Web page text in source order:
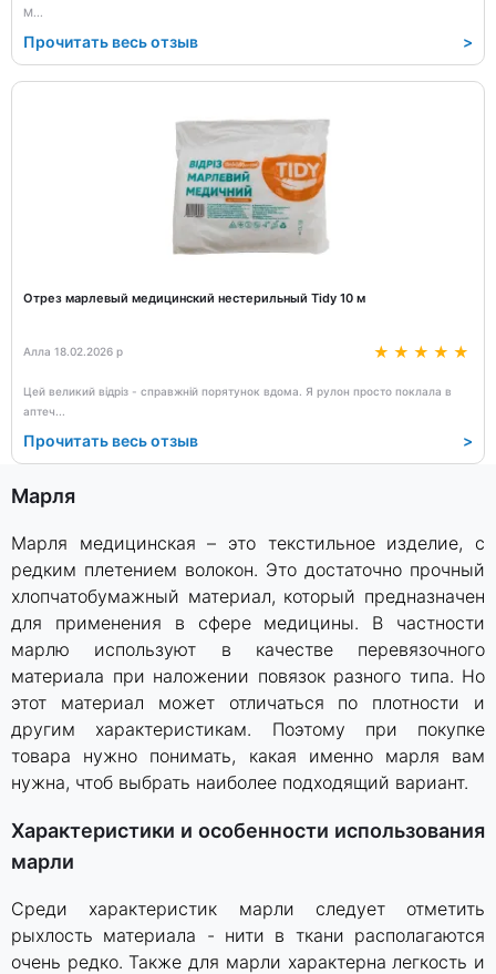
М
Прочитать весь отзыв >
Отрез марлевый медицинский нестерильный Tidy 10 м
Алла 18.02.2026 р
Цей великий відріз - справжній порятунок вдома. Я рулон просто поклала в
аптеч
Прочитать весь отзыв >
Марля
Марля медицинская – это текстильное изделие, с
редким плетением волокон. Это достаточно прочный
хлопчатобумажный материал, который предназначен
для применения в сфере медицины. В частности
марлю используют в качестве перевязочного
материала при наложении повязок разного типа. Но
этот материал может отличаться по плотности и
другим характеристикам. Поэтому при покупке
товара нужно понимать, какая именно марля вам
нужна, чтоб выбрать наиболее подходящий вариант.
Характеристики и особенности использования
марли
Среди характеристик марли следует отметить
рыхлость материала - нити в ткани располагаются
очень редко. Также для марли характерна легкость и